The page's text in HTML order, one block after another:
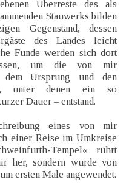
Überreste des als
Stauwerks bilden
Gegenstand, dessen
des Landes leicht
Funde werden sich dort
um die von mir
dem Ursprung und den
unter denen ein so
Dauer – entstand.
eines von mir
einer Reise im Umkreise
Tempel« rührt
her, sondern wurde von
ersten Male angewendet.